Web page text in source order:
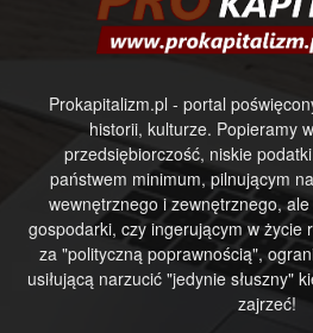
Prokapitalizm.pl - portal
historii, kulturze. Popieramy
przedsiębiorczość, niskie
państwem minimum, pilnującym
wewnętrznego i zewnętrznego,
gospodarki, czy ingerującym w życie
za "polityczną poprawnością",
usiłującą narzucić "jedynie słuszny"
zajrzeć!